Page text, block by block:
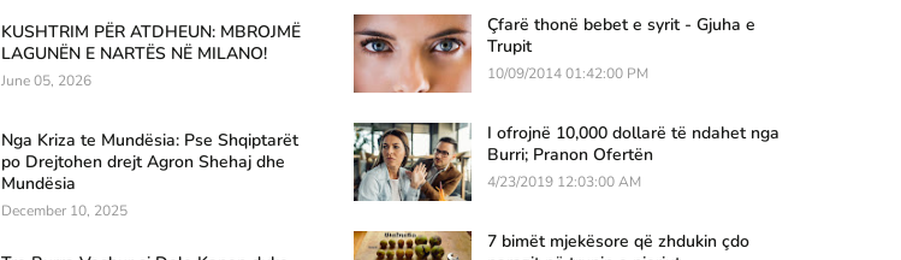
KUSHTRIM PËR ATDHEUN: MBROJMË
LAGUNËN E NARTËS NË MILANO!
June 05, 2026
Nga Kriza te Mundësia: Pse Shqiptarët
po Drejtohen drejt Agron Shehaj dhe
Mundësia
December 10, 2025
Çfarë thonë bebet e syrit - Gjuha e
Trupit
10/09/2014 01:42:00 PM
I ofrojnë 10,000 dollarë të ndahet nga
Burri; Pranon Ofertën
4/23/2019 12:03:00 AM
7 bimët mjekësore që zhdukin çdo